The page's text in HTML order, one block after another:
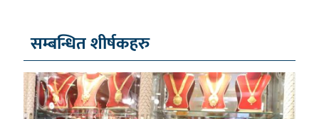
सम्बन्धित शीर्षकहरु